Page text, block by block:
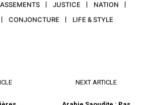
de
l'information
JUSTICE
NATION
CONJONCTURE LIFE & STYLE
NEXT ARTICLE